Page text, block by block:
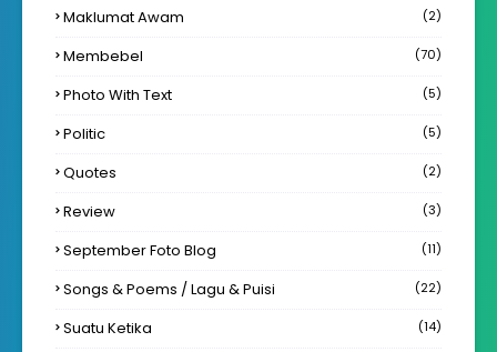
Maklumat Awam (2)
Membebel (70)
Photo With Text (5)
Politic (5)
Quotes (2)
Review (3)
September Foto Blog (11)
Songs & Poems / Lagu & Puisi (22)
Suatu Ketika (14)